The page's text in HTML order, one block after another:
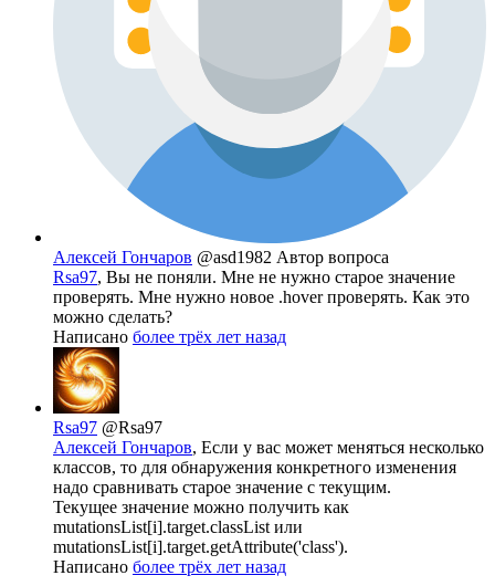
Алексей Гончаров @asd1982 Автор вопроса
Rsa97, Вы не поняли. Мне не нужно старое значение
проверять. Мне нужно новое .hover проверять. Как это
можно сделать?
Написано более трёх лет назад
Rsa97 @Rsa97
Алексей Гончаров, Если у вас может меняться несколько
классов, то для обнаружения конкретного изменения
надо сравнивать старое значение с текущим.
Текущее значение можно получить как
mutationsList[i].target.classList или
mutationsList[i].target.getAttribute('class').
Написано более трёх лет назад